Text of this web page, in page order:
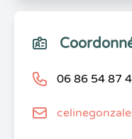
06 86 54 87